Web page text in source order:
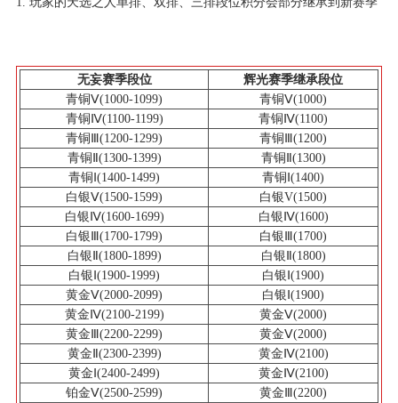
无妄赛季段位
辉光赛季继承段位
青铜Ⅴ(1000-1099)
青铜Ⅴ(1000)
青铜Ⅳ(1100-1199)
青铜Ⅳ(1100)
青铜Ⅲ(1200-1299)
青铜Ⅲ(1200)
青铜Ⅱ(1300-1399)
青铜Ⅱ(1300)
青铜Ⅰ(1400-1499)
青铜Ⅰ(1400)
白银Ⅴ(1500-1599)
白银V(1500)
白银Ⅳ(1600-1699)
白银Ⅳ(1600)
白银Ⅲ(1700-1799)
白银Ⅲ(1700)
白银Ⅱ(1800-1899)
白银Ⅱ(1800)
白银Ⅰ(1900-1999)
白银Ⅰ(1900)
黄金Ⅴ(2000-2099)
白银Ⅰ(1900)
黄金Ⅳ(2100-2199)
黄金Ⅴ(2000)
黄金Ⅲ(2200-2299)
黄金Ⅴ(2000)
黄金Ⅱ(2300-2399)
黄金Ⅳ(2100)
黄金Ⅰ(2400-2499)
黄金Ⅳ(2100)
铂金Ⅴ(2500-2599)
黄金Ⅲ(2200)